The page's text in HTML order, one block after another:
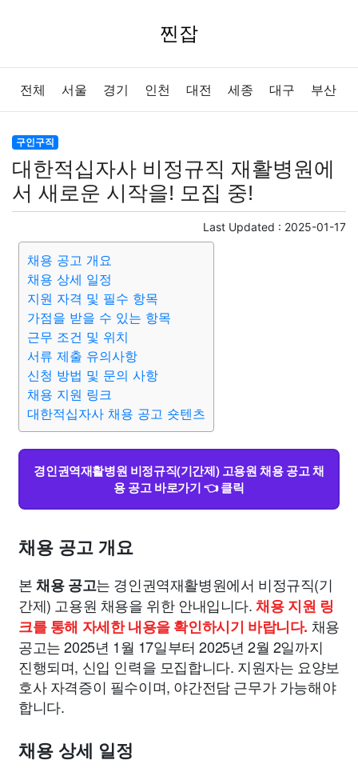
찐잡
전체 서울 경기 인천 대전 세종 대구 부산
울산
전남 제주
구인구직
대한적십자사 비정규직 재활병원에
서 새로운 시작을! 모집 중!
Last Updated : 2025-01-17
채용 공고 개요
채용 상세 일정
지원 자격 및 필수 항목
가점을 받을 수 있는 항목
근무 조건 및 위치
서류 제출 유의사항
신청 방법 및 문의 사항
채용 지원 링크
대한적십자사 채용 공고 숏텐츠
경인권역재활병원 비정규직(기간제) 고용원 채용 공고 채
용 공고 바로가기 👈 클릭
채용 공고 개요
본채용 공고는 경인권역재활병원에서 비정규직(기
간제) 고용원 채용을 위한 안내입니다.채용 지원 링
크를 통해 자세한 내용을 확인하시기 바랍니다. 채용
공고는 2025년 1월 17일부터 2025년 2월 2일까지
진행되며, 신입 인력을 모집합니다. 지원자는 요양보
호사 자격증이 필수이며, 야간전담 근무가 가능해야
합니다.
채용 상세 일정